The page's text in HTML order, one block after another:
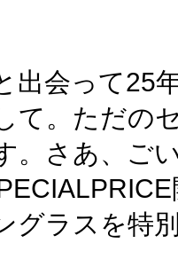
出会って25
て。ただの
。さあ、ご
グラスを特